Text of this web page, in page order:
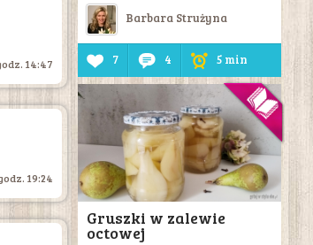
14:47
19:24
Barbara Strużyna
7 4 5 min
Gruszki w zalewie
octowej